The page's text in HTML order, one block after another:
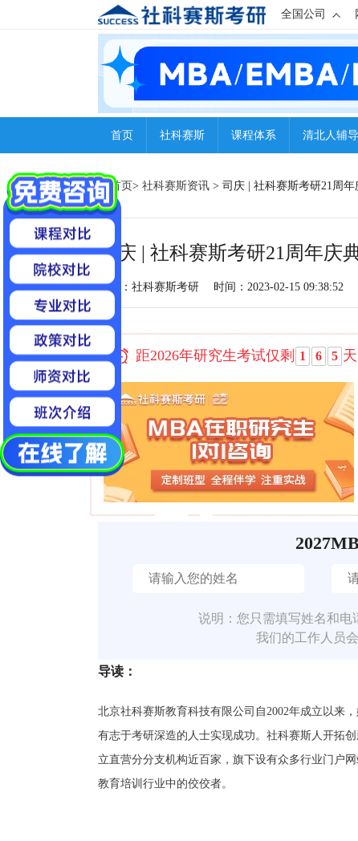
全国公司
首页 社科赛斯 课程体系 清北人辅导
首页> 社科赛斯资讯 > 司庆 | 社科赛斯考研21周年
司庆 | 社科赛斯考研21周年庆
来源：社科赛斯考研 时间：2023-02-15 09:38:52
距2026年研究生考试仅剩 1 6 5 天
说明：您只需填写姓名和电
我们的工作人员
导读：
北京社科赛斯教育科技有限公司自2002年成立以来
有志于考研深造的人士实现成功。社科赛斯人开拓
立直营分分支机构近百家，旗下设有众多行业门户
教育培训行业中的佼佼者。